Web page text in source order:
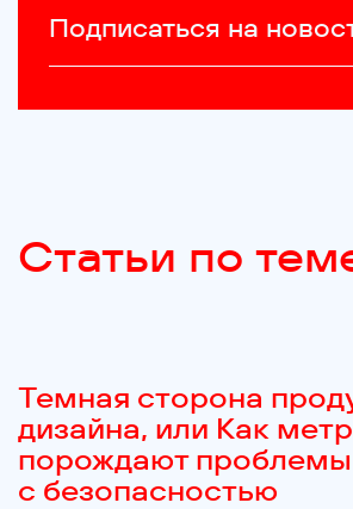
Подписаться на
Статьи по
Темная сторона
дизайна, или Как
порождают проблемы
с безопасностью